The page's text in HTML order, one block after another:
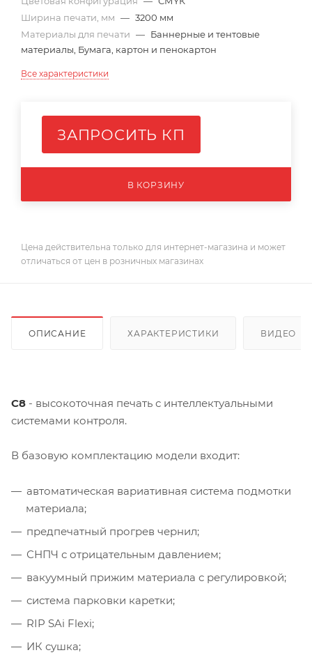
Ширина печати, мм — 3200 мм
Материалы для печати — Баннерные и тентовые
материалы, Бумага, картон и пенокартон
Все характеристики
ЗАПРОСИТЬ КП
В КОРЗИНУ
Цена действительна только для интернет-магазина и может
отличаться от цен в розничных магазинах
ОПИСАНИЕ ХАРАКТЕРИСТИКИ ВИДЕО
C8 - высокоточная печать с интеллектуальными
системами контроля.
В базовую комплектацию модели входит:
автоматическая вариативная система подмотки
материала;
предпечатный прогрев чернил;
СНПЧ с отрицательным давлением;
вакуумный прижим материала с регулировкой;
система парковки каретки;
RIP SAi Flexi;
ИК сушка;